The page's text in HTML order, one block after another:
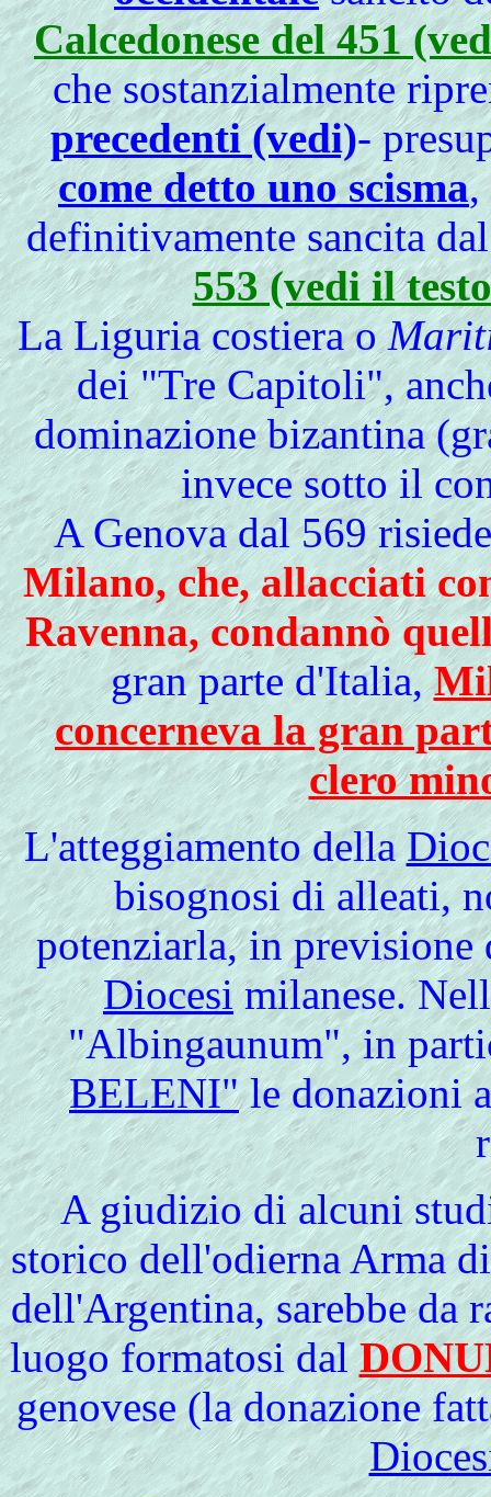
Calcedonese del 451
che sostanzialmente
precedenti (vedi)-
come detto uno scisma,
definitivamente sancita
553 (vedi il
La Liguria costiera o
dei "Tre Capitoli",
dominazione bizantina
invece sotto il
A Genova dal 569
Milano, che, allacciati
Ravenna, condannò
gran parte d'Italia,
concerneva la gran
clero
L'atteggiamentodella
bisognosi di alleati,
potenziarla, in previsione
Diocesimilanese.
"Albingaunum", in
BELENI"le donazioni
Agiudizio di alcuni
storico dell'odierna Arma
dell'Argentina, sarebbe da
luogo formatosi dal
genovese (la donazione